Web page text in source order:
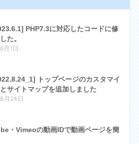
PHP7.3に対応したコードに修
た。
月1日
トップページのカスタマイ
サイトマップを追加しました
月24日
・Vimeoの動画IDで動画ページを簡